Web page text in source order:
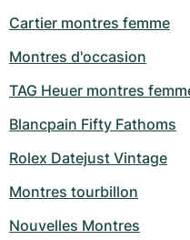
Cartier montres femme
Montres d'occasion
TAG Heuer montres
Blancpain Fifty Fathoms
Rolex Datejust Vintage
Montres tourbillon
Nouvelles Montres